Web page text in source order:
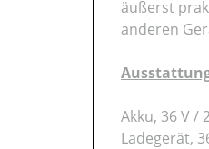
äußerst
anderen
Akku, 36 V /
Ladegerät,